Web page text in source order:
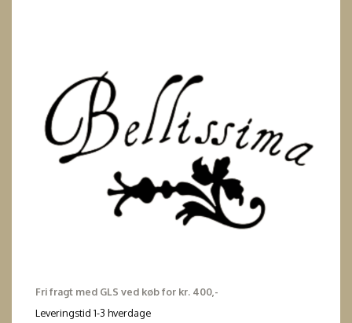
Fri fragt med GLS ved køb for kr. 400,-
Leveringstid 1-3 hverdage